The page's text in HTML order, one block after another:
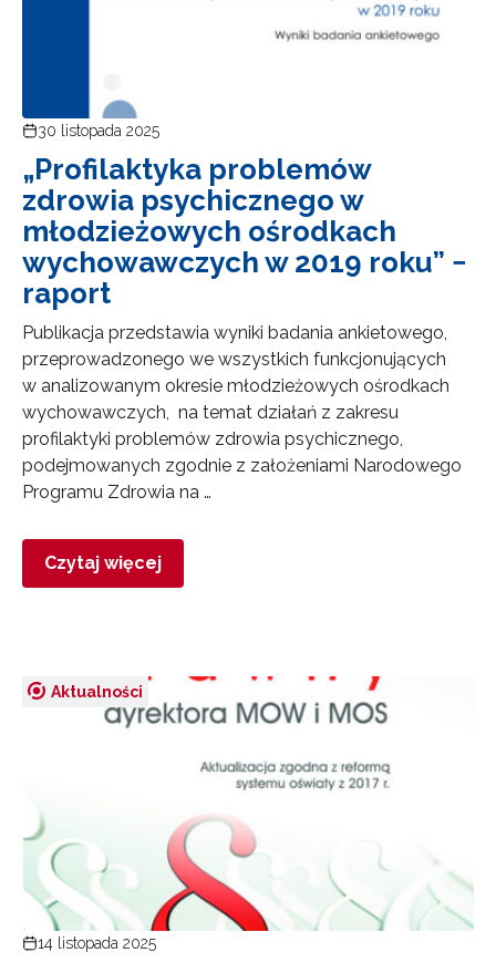
30 listopada 2025
„Profilaktyka problemów
zdrowia psychicznego w
młodzieżowych ośrodkach
wychowawczych w 2019 roku” −
raport
Publikacja przedstawia wyniki badania ankietowego,
przeprowadzonego we wszystkich funkcjonujących
w analizowanym okresie młodzieżowych ośrodkach
wychowawczych, na temat działań z zakresu
profilaktyki problemów zdrowia psychicznego,
podejmowanych zgodnie z założeniami Narodowego
Programu Zdrowia na …
Czytaj więcej
Aktualności
14 listopada 2025
Newsletter ORE
Zapisz się i bądź na bieżąco z najnowszymi
informacjami
o szkoleniach i programach.
Adres e-mail:
Wyrażam zgodę na przetwarzanie moich danych
osobowych przez ORE w celach marketingowych.